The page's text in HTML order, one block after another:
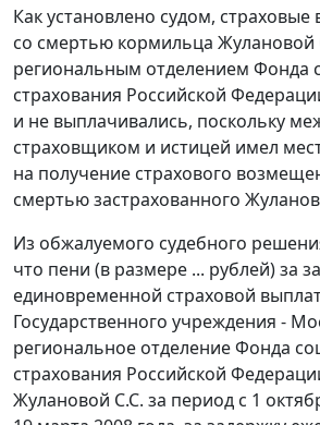
Как установлено судом, страховые
со смертью кормильца Жулановой
региональным отделением Фонда
страхования Российской
и не выплачивались, поскольку
страховщиком и истицей имел
на получение страхового
смертью застрахованного
Из обжалуемого судебного
что пени (в размере ... рублей) за
единовременной страховой
Государственного учреждения -
региональное отделение Фонда
страхования Российской
Жулановой С.С. за период с 1